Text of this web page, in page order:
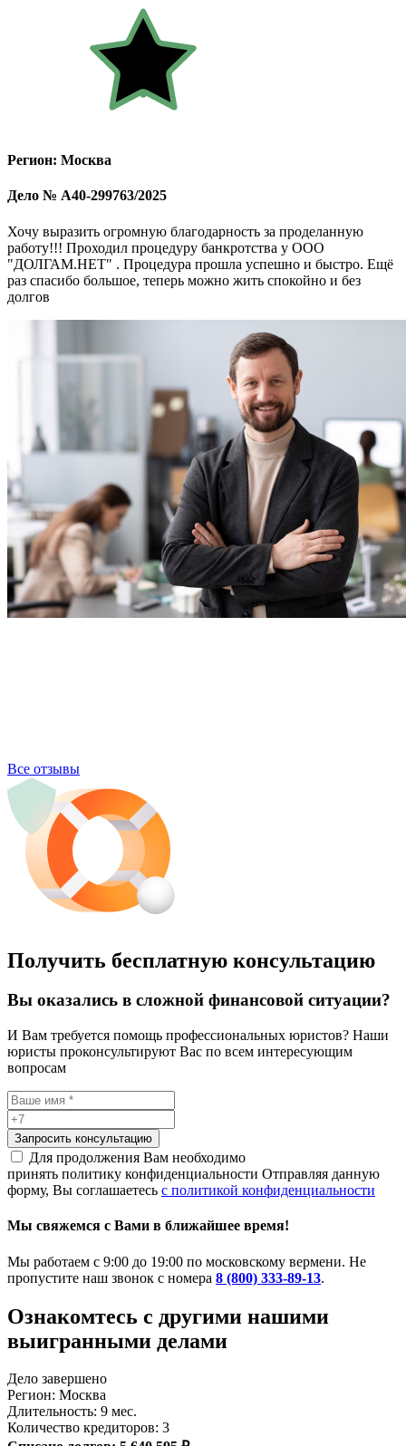
Регион: Москва
Дело № А40-299763/2025
Хочу выразить огромную благодарность за проделанную
работу!!! Проходил процедуру банкротства у ООО
"ДОЛГАМ.НЕТ" . Процедура прошла успешно и быстро. Ещё
раз спасибо большое, теперь можно жить спокойно и без
долгов
Все отзывы
Получить бесплатную консультацию
Вы оказались в сложной финансовой ситуации?
И Вам требуется помощь профессиональных юристов? Наши
юристы проконсультируют Вас по всем интересующим
вопросам
Запросить консультацию
Для продолжения Вам необходимо
принять политику конфиденциальности Отправляя данную
форму, Вы соглашаетесь с политикой конфиденциальности
Мы свяжемся с Вами в ближайшее время!
Мы работаем с 9:00 до 19:00 по московскому вермени. Не
пропустите наш звонок с номера 8 (800) 333-89-13.
Ознакомтесь c другими нашими
выигранными делами
Дело завершено
Регион: Москва
Длительность: 9 мес.
Количество кредиторов: 3